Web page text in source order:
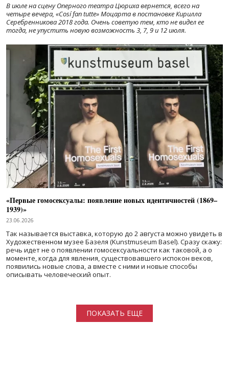
В июле на сцену Оперного театра Цюриха вернется, всего на
четыре вечера, «Cosí fan tutte» Моцарта в постановке Кирилла
Серебренникова 2018 года. Очень советую тем, кто не видел ее
тогда, не упустить новую возможность 3, 7, 9 и 12 июля.
«Первые гомосексуалы: появление новых идентичностей (1869–
1939)»
23.06.2026
Так называется выставка, которую до 2 августа можно увидеть в
Художественном музее Базеля (Kunstmuseum Basel). Сразу скажу:
речь идет не о появлении гомосексуальности как таковой, а о
моменте, когда для явления, существовавшего испокон веков,
появились новые слова, а вместе с ними и новые способы
описывать человеческий опыт.
ПОКАЗАТЬ ЕЩЕ